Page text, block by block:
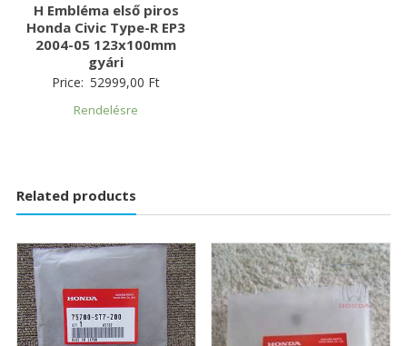
H Embléma első piros
Honda Civic Type-R EP3
2004-05 123x100mm
gyári
Price: 52999,00 Ft
Rendelésre
Related products